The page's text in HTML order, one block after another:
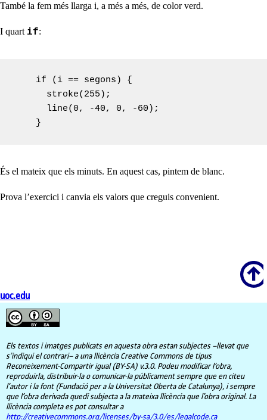
També la fem més llarga i, a més a més, de color verd.
I quart if:
    if (i == segons) {
      stroke(255);
      line(0, -40, 0, -60);
És el mateix que els minuts. En aquest cas, pintem de blanc.
Prova l’exercici i canvia els valors que creguis convenient.
Scroll
uoc.edu
Els textos i imatges publicats en aquesta obra estan subjectes –llevat que
s’indiqui el contrari– a una llicència Creative Commons de tipus
Reconeixement-Compartir igual (BY-SA) v.3.0. Podeu modificar l’obra,
reproduirla, distribuir-la o comunicar-la públicament sempre que en citeu
l’autor i la font (Fundació per a la Universitat Oberta de Catalunya), i sempre
que l’obra derivada quedi subjecta a la mateixa llicència que l’obra original. La
llicència completa es pot consultar a
http://creativecommons.org/licenses/by-sa/3.0/es/legalcode.ca